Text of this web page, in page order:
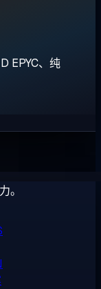
EPYC、纯
。